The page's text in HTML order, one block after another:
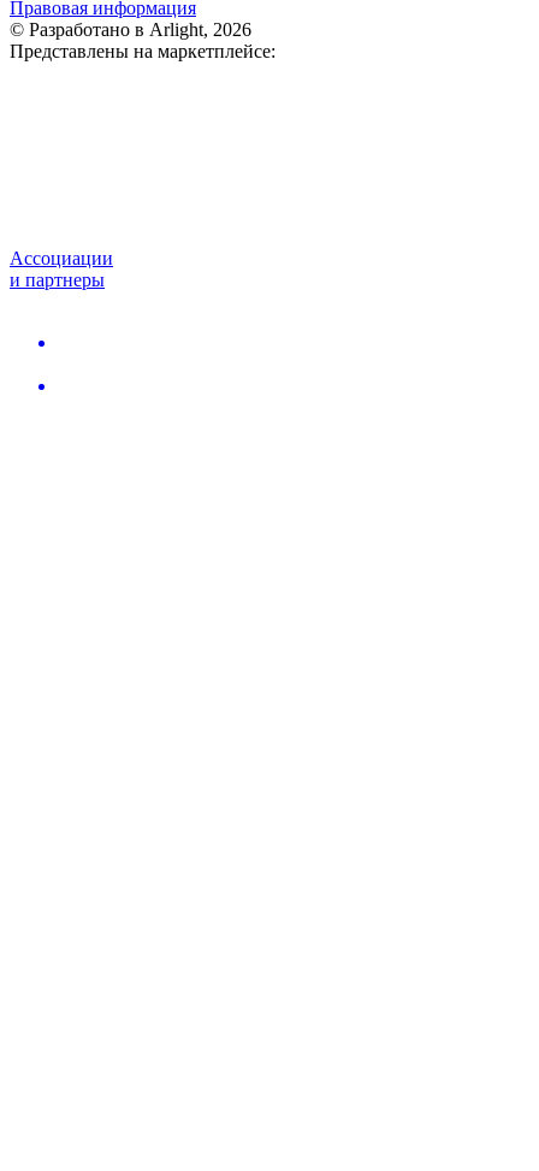
Правовая информация
© Разработано в Arlight, 2026
Представлены на маркетплейсе:
Ассоциации
и партнеры